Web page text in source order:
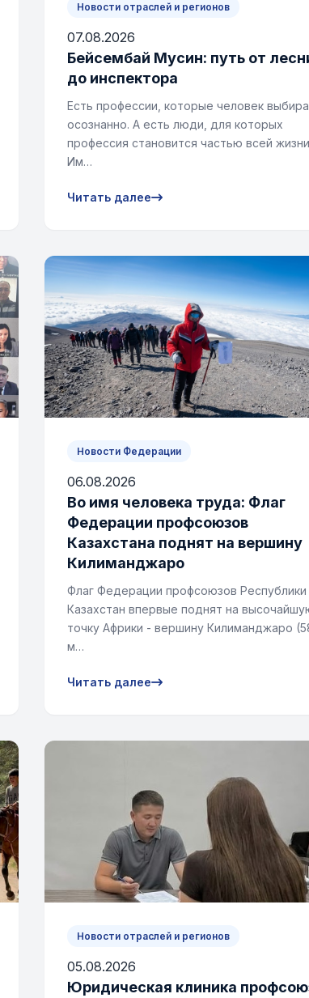
Новости отраслей и регионов
07.08.2026
Бейсембай Мусин: путь от
до инспектора
Есть профессии, которые человек
осознанно. А есть люди, для которых
профессия становится частью всей
Им…
Читать далее
Новости Федерации
06.08.2026
Во имя человека труда: Флаг
Федерации профсоюзов
Казахстана поднят на вершину
Килиманджаро
Флаг Федерации профсоюзов Республики
Казахстан впервые поднят на
точку Африки - вершину Килиманджаро
м…
Читать далее
Новости отраслей и регионов
05.08.2026
Юридическая клиника